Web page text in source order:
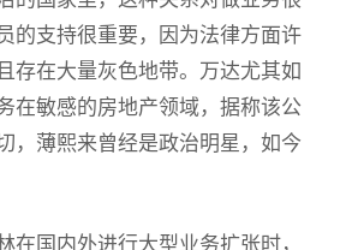
的支持很重要，因为法律方面许
存在大量灰色地带。万达尤其如
在敏感的房地产领域，据称该公
，薄熙来曾经是政治明星，如今
在国内外进行大型业务扩张时，